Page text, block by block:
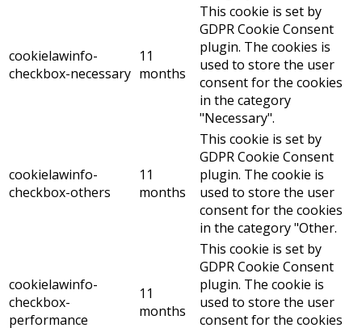
cookielawinfo-
checkbox-necessary
11
months
This cookie is set by
GDPR Cookie Consent
plugin. The cookies is
used to store the user
consent for the cookies
in the category
"Necessary".
cookielawinfo-
checkbox-others
11
months
This cookie is set by
GDPR Cookie Consent
plugin. The cookie is
used to store the user
consent for the cookies
in the category "Other.
cookielawinfo-
checkbox-
performance
11
months
This cookie is set by
GDPR Cookie Consent
plugin. The cookie is
used to store the user
consent for the cookies